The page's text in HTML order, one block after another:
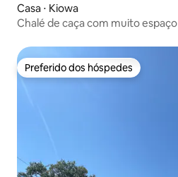
Casa ⋅ Kiowa
Chalé de caça com muito espaço
Preferido dos hóspedes
Preferido dos hóspedes